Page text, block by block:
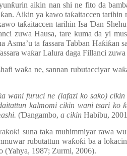
ƙurin aikin nan shi ne fito da
ƙan. Aikin ya kawo taƙaitaccen tarihin
taƙaitaccen tarihin Isa Ɗan
zuwa Hausa, tare kuma da yi
Asma’u ta fassara Tabban Haƙiƙan
waƙar Lalura daga Fillanci zuwa
waƙa ne, sannan rubutacciyar waƙ
a wani furuci ne (lafazi ko saƙo) cikin
kalmomi cikin wani tsari koƙ
(Ɗangambo, a cikin Habibu,
ƙoƙi suna taka muhimmiyar rawa
rubutattun waƙoƙi ba a
(Yahya, 1987; Zurmi, 2006).